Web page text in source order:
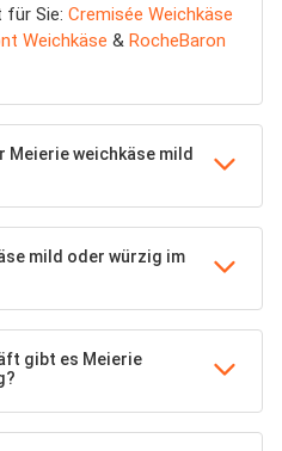
für Sie: Cremisée Weichkäse
Weichkäse & RocheBaron
Meierie weichkäse mild
mild oder würzig im
gibt es Meierie